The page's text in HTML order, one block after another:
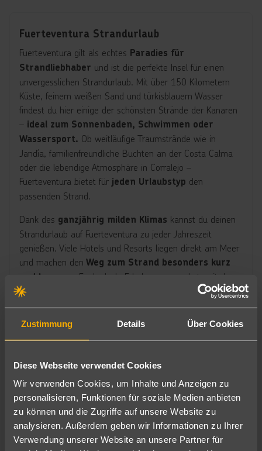
Zustimmung Details Über Cookies
Diese Webseite verwendet Cookies
Wir verwenden Cookies, um Inhalte und Anzeigen zu
personalisieren, Funktionen für soziale Medien anbieten
zu können und die Zugriffe auf unsere Website zu
analysieren. Außerdem geben wir Informationen zu Ihrer
Verwendung unserer Website an unsere Partner für
Fuerteventura Strandurlaub
Fuerteventura gilt als echtes Paradies für
Strandliebhaber und ist die perfekte Insel für einen
unvergesslichen Strandurlaub. Mit über 150 Kilometern
Küste, feinem weißen Sand und türkisblauem Wasser
findest du hier einige der schönsten Strände der Kanaren
– ideal zum Sonnenbaden, Schwimmen oder
Wassersport. Ob weitläufige Traumstrände wie in
Jandía, familienfreundliche Buchten an der Costa Calma
oder die lebendige Atmosphäre in Corralejo –
Fuerteventura bietet für jeden Urlaubstyp den
passenden Strand.
Dank des ganzjährig milden Klimas kannst du deinen
Strandurlaub auf Fuerteventura zu jeder Jahreszeit
genießen. Viele Hotels und Resorts liegen direkt am Meer
und machen den Weg zum Strand besonders kurz
und bequem. Egal, ob du Erholung pur suchst, mit der
Familie verreist oder dich beim Surfen und Kiten austoben
möchtest – auf Fuerteventura findest du die perfekte
Kombination aus
Sonne, Strand und Urlaubsfeeling.
Fuerteventura Partyurlaub
Fuerteventura ist nicht nur für endlose Strände und
traumhaftes Wetter bekannt, sondern auch ein